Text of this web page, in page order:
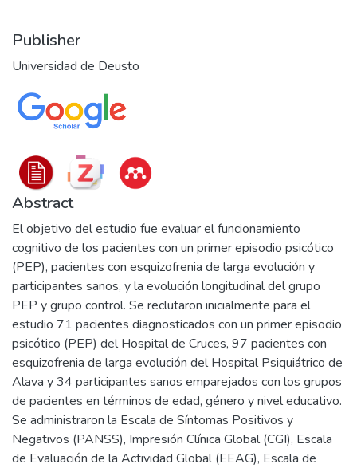
Publisher
Universidad de Deusto
Abstract
El objetivo del estudio fue evaluar el funcionamiento
cognitivo de los pacientes con un primer episodio psicótico
(PEP), pacientes con esquizofrenia de larga evolución y
participantes sanos, y la evolución longitudinal del grupo
PEP y grupo control. Se reclutaron inicialmente para el
estudio 71 pacientes diagnosticados con un primer episodio
psicótico (PEP) del Hospital de Cruces, 97 pacientes con
esquizofrenia de larga evolución del Hospital Psiquiátrico de
Alava y 34 participantes sanos emparejados con los grupos
de pacientes en términos de edad, género y nivel educativo.
Se administraron la Escala de Síntomas Positivos y
Negativos (PANSS), Impresión Clínica Global (CGI), Escala
de Evaluación de la Actividad Global (EEAG), Escala de